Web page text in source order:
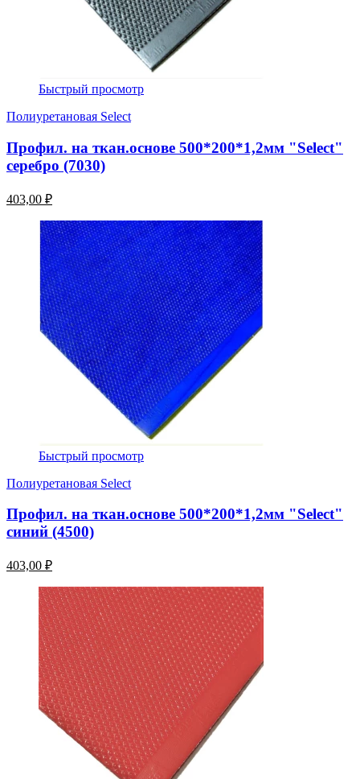
Быстрый просмотр
Полиуретановая Select
Профил. на ткан.основе 500*200*1,2мм "Select"
серебро (7030)
403,00 ₽
Быстрый просмотр
Полиуретановая Select
Профил. на ткан.основе 500*200*1,2мм "Select"
синий (4500)
403,00 ₽